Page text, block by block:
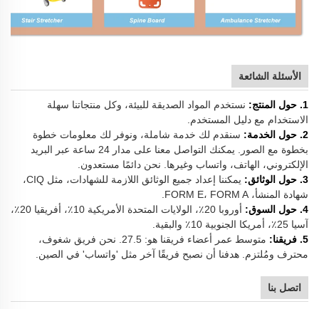
الأسئلة الشائعة
1. حول المنتج:
نستخدم المواد الصديقة للبيئة، وكل منتجاتنا سهلة
الاستخدام مع دليل المستخدم.
2. حول الخدمة:
سنقدم لك خدمة شاملة، ونوفر لك معلومات خطوة
بخطوة مع الصور. يمكنك التواصل معنا على مدار 24 ساعة عبر البريد
الإلكتروني، الهاتف، واتساب وغيرها. نحن دائمًا مستعدون.
3. حول الوثائق:
يمكننا إعداد جميع الوثائق اللازمة للشهادات، مثل CIQ،
شهادة المنشأ، FORM E، FORM A.
4. حول السوق:
أوروبا 20٪، الولايات المتحدة الأمريكية 10٪، أفريقيا 20٪،
آسيا 25٪، أمريكا الجنوبية 10٪ والبقية.
5. فريقنا:
متوسط عمر أعضاء فريقنا هو: 27.5. نحن فريق شغوف،
محترف ومُلتزم. هدفنا أن نصبح فريقًا آخر مثل 'واتساب' في الصين.
اتصل بنا